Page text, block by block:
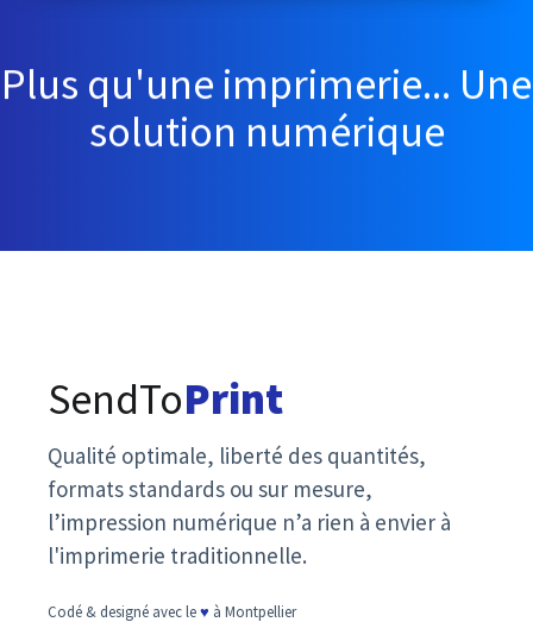
Plus qu'une imprimerie... Une
solution numérique
SendToPrint
Qualité optimale, liberté des quantités,
formats standards ou sur mesure,
l’impression numérique n’a rien à envier à
l'imprimerie traditionnelle.
Codé & designé avec le♥ à Montpellier